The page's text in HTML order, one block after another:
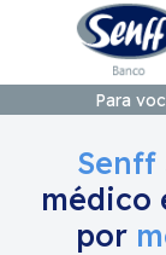
Para
Senff
médico
por